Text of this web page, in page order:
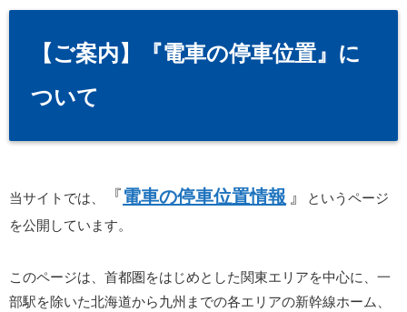
【ご案内】『電車の停車位置』に
ついて
当サイトでは、 『電車の停車位置情報 』
というページ
を公開しています。
このページは、首都圏をはじめとした関東エリアを中心に、一
部駅を除いた北海道から九州までの各エリアの新幹線ホーム、